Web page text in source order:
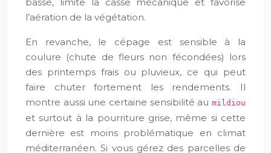
l’aération de la végétation.
En revanche, le cépage est sensible à la
coulure (chute de fleurs non fécondées) lors
des printemps frais ou pluvieux, ce qui peut
faire chuter fortement les rendements. Il
montre aussi une certaine sensibilité au mildiou
et surtout à la pourriture grise, même si cette
dernière est moins problématique en climat
méditerranéen. Si vous gérez des parcelles de